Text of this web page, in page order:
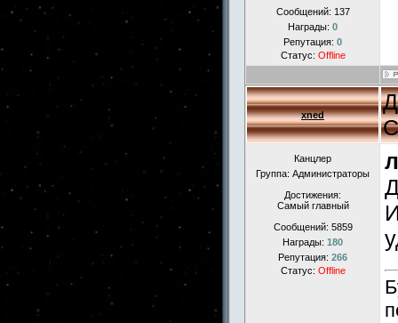
Сообщений: 137
Награды: 0
Репутация: 0
Статус: Offline
xned
Канцлер
Группа: Администраторы
Достижения:
Самый главный
Сообщений: 5859
Награды: 180
Репутация: 266
Статус: Offline